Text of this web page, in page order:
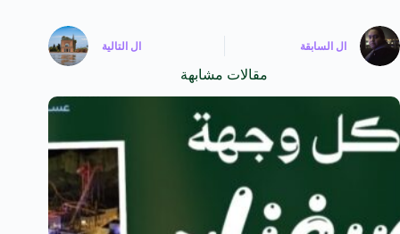
ال السابقة ال التالية
مقالات مشابهة